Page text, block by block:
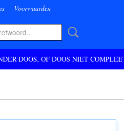
Voorwaarden
DOOS, OF DOOS NIET